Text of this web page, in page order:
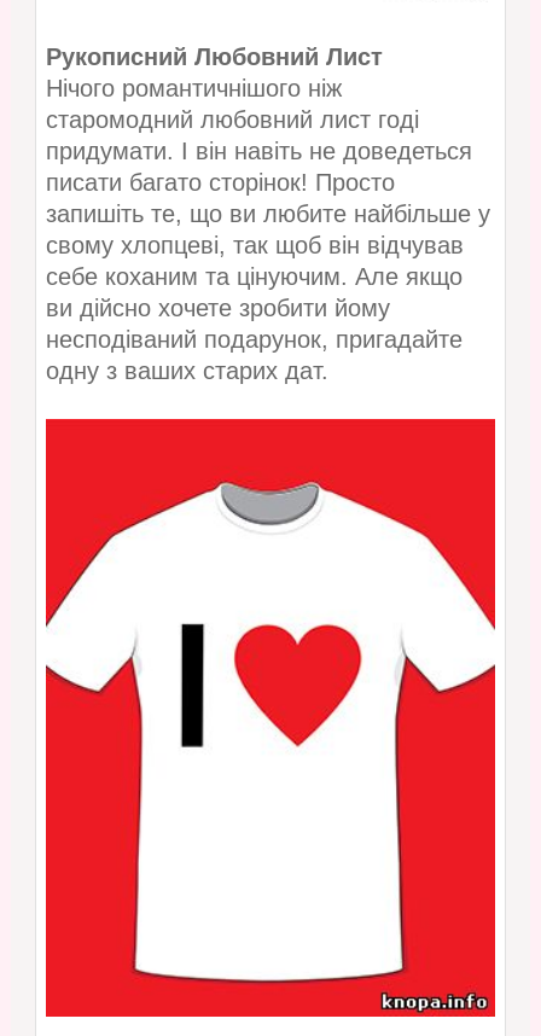
Рукописний Любовний Лист
Нічого романтичнішого ніж
старомодний любовний лист годі
придумати. І він навіть не доведеться
писати багато сторінок! Просто
запишіть те, що ви любите найбільше у
свому хлопцеві, так щоб він відчував
себе коханим та цінуючим. Але якщо
ви дійсно хочете зробити йому
несподіваний подарунок, пригадайте
одну з ваших старих дат.